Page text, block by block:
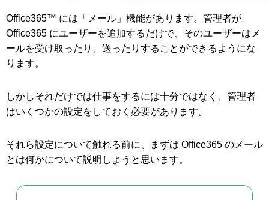
Office365™ には「メール」機能があります。管理者が
Office365 にユーザーを追加するだけで、そのユーザーはメ
ールを受け取ったり、送ったりすることができるようにな
ります。
しかしそれだけでは仕事をするには十分ではなく、管理者
はいくつかの設定をしておく必要があります。
それら設定について触れる前に、まずは Office365 のメール
とは何かについて説明しようと思います。